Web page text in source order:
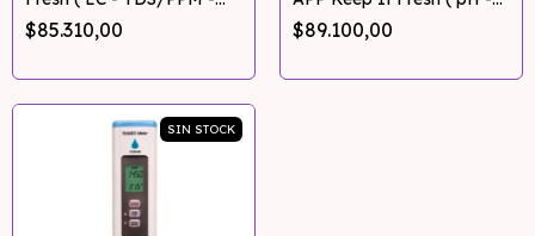
Temperatura - PH)
$85.310,00
TDS/Ppm - EC -
Temperatura )
$89.100,00
SIN STOCK